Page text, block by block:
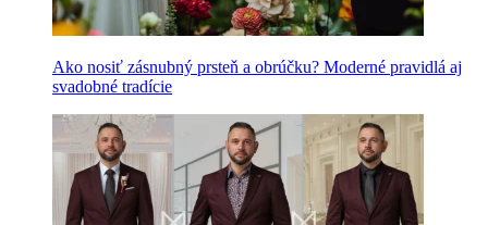
Ako nosiť zásnubný prsteň a obrúčku? Moderné pravidlá aj
svadobné tradície